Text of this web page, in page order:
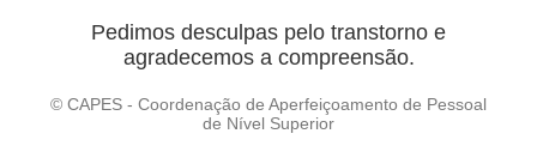
Pedimos desculpas pelo transtorno e
agradecemos a compreensão.
© CAPES - Coordenação de Aperfeiçoamento de Pessoal
de Nível Superior